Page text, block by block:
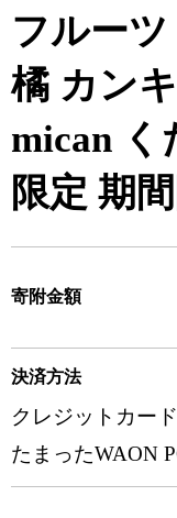
フルー
橘 カン
mican く
限定 期
寄附金額
決済方法
クレジットカー
たまったWAON